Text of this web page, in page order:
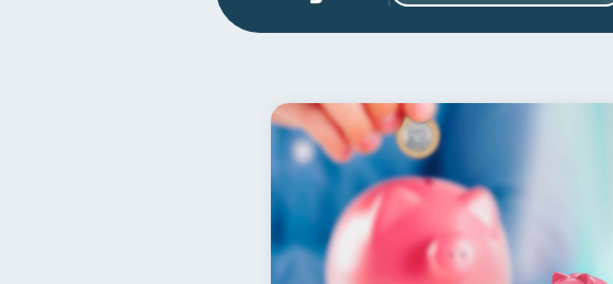
Organización Financiera
Historial crediticio 6
Superintendencia de Bancos 4
Finanzas Personales Finanzas en Pareja
Información financiera 1 inversiones